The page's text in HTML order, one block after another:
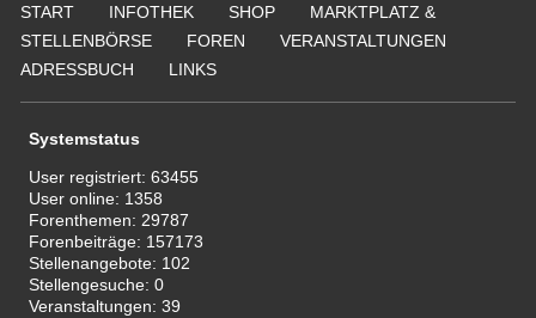
START INFOTHEK SHOP
MARKTPLATZ &
STELLENBÖRSE
FOREN
VERANSTALTUNGEN
ADRESSBUCH
LINKS
Systemstatus
User registriert:63455
User online: 1358
Forenthemen: 29787
Forenbeiträge: 157173
Stellenangebote: 102
Stellengesuche:0
Veranstaltungen:39